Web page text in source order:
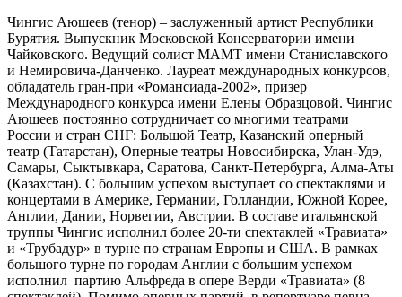
Чингис Аюшеев (тенор) – заслуженный артист Республики
Бурятия. Выпускник Московской Консерватории имени
Чайковского. Ведущий солист МАМТ имени Станиславского
и Немировича-Данченко. Лауреат международных конкурсов,
обладатель гран-при «Романсиада-2002», призер
Международного конкурса имени Елены Образцовой. Чингис
Аюшеев постоянно сотрудничает со многими театрами
России и стран СНГ: Большой Театр, Казанский оперный
театр (Татарстан), Оперные театры Новосибирска, Улан-Удэ,
Самары, Сыктывкара, Саратова, Санкт-Петербурга, Алма-Аты
(Казахстан). С большим успехом выступает со спектаклями и
концертами в Америке, Германии, Голландии, Южной Корее,
Англии, Дании, Норвегии, Австрии. В составе итальянской
труппы Чингис исполнил более 20-ти спектаклей «Травиата»
и «Трубадур» в турне по странам Европы и США. В рамках
большого турне по городам Англии с большим успехом
исполнил партию Альфреда в опере Верди «Травиата» (8